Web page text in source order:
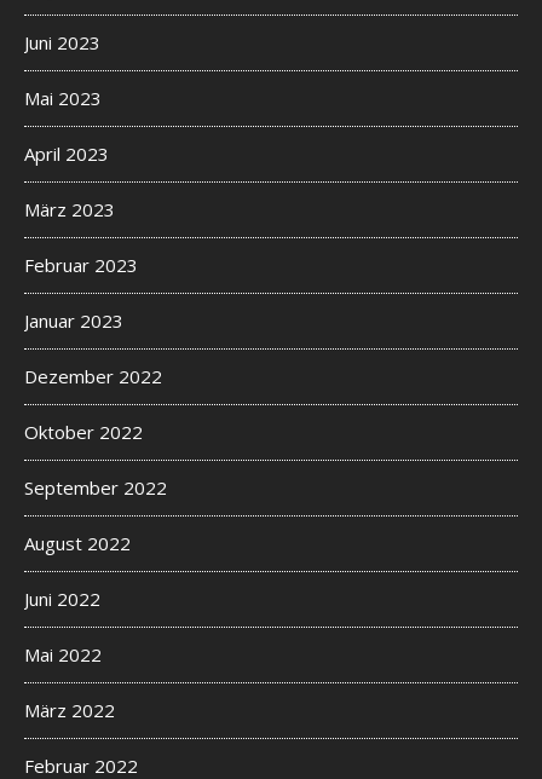
Juni 2023
Mai 2023
April 2023
März 2023
Februar 2023
Januar 2023
Dezember 2022
Oktober 2022
September 2022
August 2022
Juni 2022
Mai 2022
März 2022
Februar 2022